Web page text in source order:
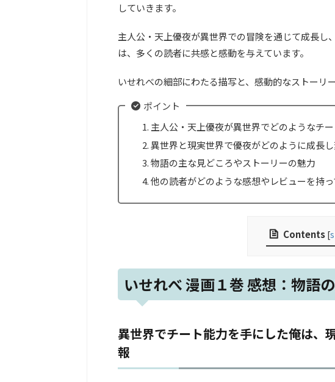
していきます。
主人公・天上優夜が異世界での冒険を通じて成長し
は、多くの読者に共感と感動を与えています。
いせれべの細部にわたる描写と、感動的なストーリ
ポイント
主人公・天上優夜が異世界でどのようなチ
異世界と現実世界で優夜がどのように成長
物語の主な見どころやストーリーの魅力
他の読者がどのような感想やレビューを持
Contents[
いせれべ 漫画１巻 感想：物語
異世界でチート能力を手にした俺は、
報